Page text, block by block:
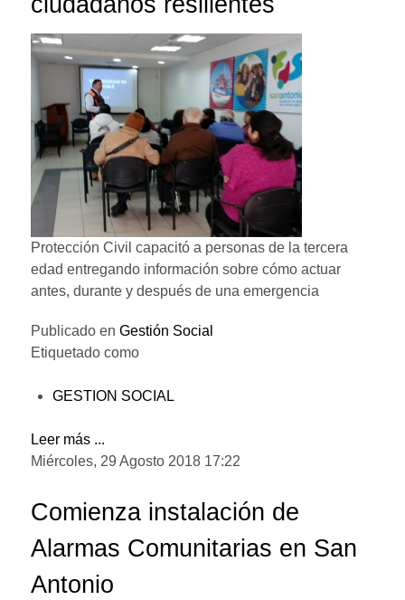
Protección Civil capacitó a personas de la tercera
edad entregando información sobre cómo actuar
antes, durante y después de una emergencia
Publicado en Gestión Social
Etiquetado como
GESTION SOCIAL
Leer más ...
Miércoles, 29 Agosto 2018 17:22
Comienza instalación de
Alarmas Comunitarias en San
Antonio